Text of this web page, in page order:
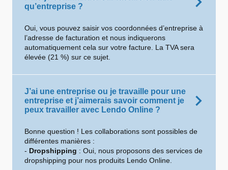
qu’entreprise ?
Oui, vous pouvez saisir vos coordonnées d’entreprise à
l’adresse de facturation et nous indiquerons
automatiquement cela sur votre facture. La TVA sera
élevée (21 %) sur ce sujet.
J’ai une entreprise ou je travaille pour une
entreprise et j’aimerais savoir comment je
peux travailler avec Lendo Online ?
Bonne question ! Les collaborations sont possibles de
différentes manières :
- Dropshipping : Oui, nous proposons des services de
dropshipping pour nos produits Lendo Online.